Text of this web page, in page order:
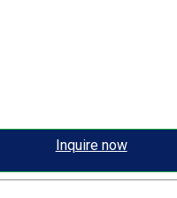
Inquire now